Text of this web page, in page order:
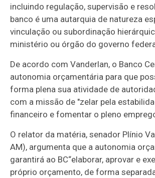
incluindo regulação, supervisão e
banco é uma autarquia de natureza
vinculação ou subordinação
ministério ou órgão do governo
De acordo com Vanderlan, o Banco
autonomia orçamentária para que
forma plena sua atividade de
com a missão de "zelar pela
financeiro e fomentar o pleno
O relator da matéria, senador Plínio
AM), argumenta que a autonomia
garantirá ao BC“elaborar, aprovar e
próprio orçamento, de forma